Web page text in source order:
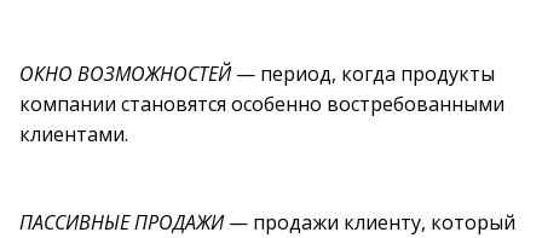
ОКНО ВОЗМОЖНОСТЕЙ— период, когда продукты
компании становятся особенно востребованными
клиентами.
ПАССИВНЫЕ ПРОДАЖИ— продажи клиенту, который